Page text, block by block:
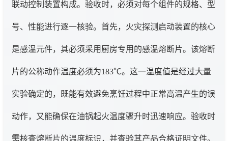
联动控制装置构成。验收时，必须对每个组件的规格、型
号、性能进行逐一核验。首先，火灾探测启动装置的核心
是感温元件，其必须采用厨房专用的感温熔断片。该熔断
片的公称动作温度必须为183℃。这一温度值是经过大量
实验确定的，既能有效避免烹饪过程中正常高温产生的误
动作，又能确保在油锅起火温度骤升时迅速响应。验收时
需核查熔断片的温度标识，并查验其产品合格证明文件。